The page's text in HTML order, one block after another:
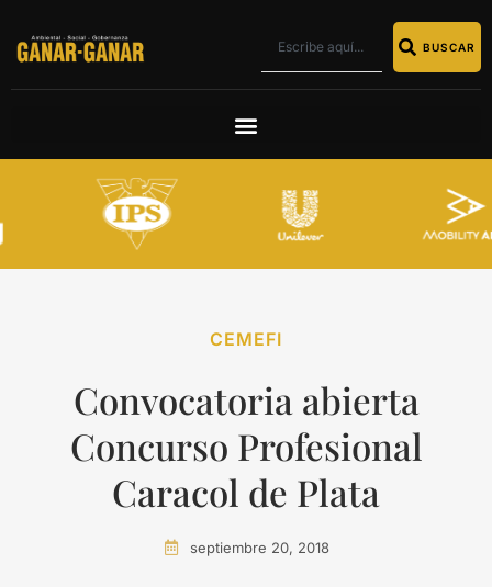
BUSCAR
CEMEFI
Convocatoria abierta
Concurso Profesional
Caracol de Plata
septiembre 20, 2018